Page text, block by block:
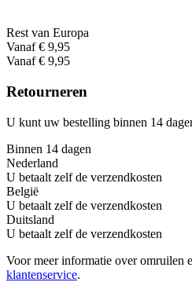
Rest van Europa
Vanaf € 9,95
Vanaf € 9,95
Retourneren
U kunt uw bestelling binnen 14
Binnen 14 dagen
Nederland
U betaalt zelf de verzendkosten
België
U betaalt zelf de verzendkosten
Duitsland
U betaalt zelf de verzendkosten
Voor meer informatie over omruilen
klantenservice.